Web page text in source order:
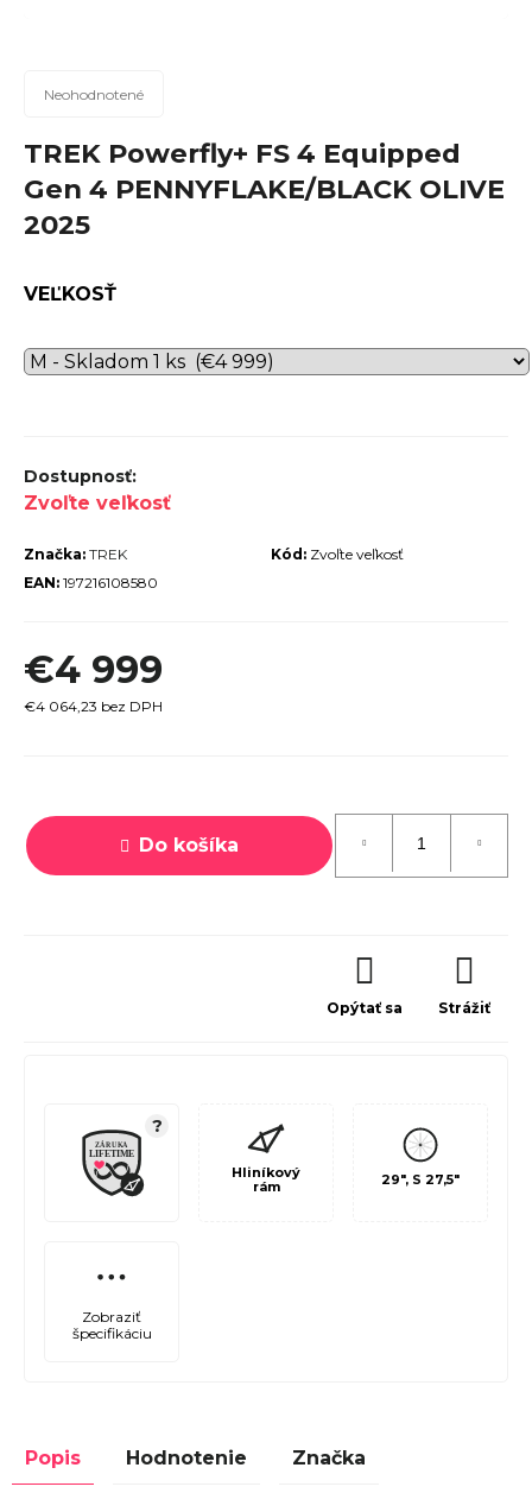
Priemerné
produktu
je
0,0
z
Neohodnotené
TREK Powerfly+ FS 4 Equipped
Gen 4 PENNYFLAKE/BLACK OLIVE
2025
VEĽKOSŤ
Zvoľte veľkosť
Kód: Zvoľte veľkosť
Značka: TREK
EAN: 197216108580
€4 999
€4 064,23 bez DPH
cena:
Do košíka
Opýtať sa Strážiť
?
Hliníkový
rám
29", S 27,5"
Zobraziť
špecifikáciu
Popis Hodnotenie Značka
ť
?
p
r
ú
a
m